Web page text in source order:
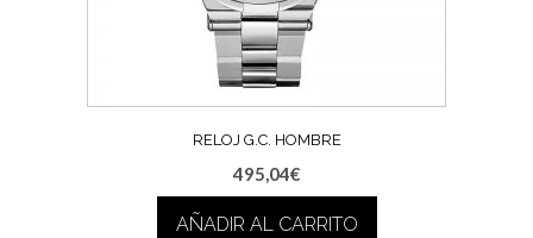
RELOJ G.C. HOMBRE
495,04€
AÑADIR AL CARRITO